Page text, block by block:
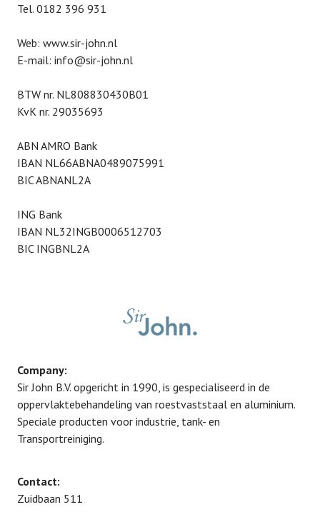
Tel. 0182 396 931
Web: www.sir-john.nl
E-mail: info@sir-john.nl
BTW nr. NL808830430B01
KvK nr. 29035693
ABN AMRO Bank
IBAN NL66ABNA0489075991
BIC ABNANL2A
ING Bank
IBAN NL32INGB0006512703
BIC INGBNL2A
Company:
Sir John B.V. opgericht in 1990, is gespecialiseerd in de
oppervlaktebehandeling van roestvaststaal en aluminium.
Speciale producten voor industrie, tank- en
Transportreiniging.
Contact:
Zuidbaan 511